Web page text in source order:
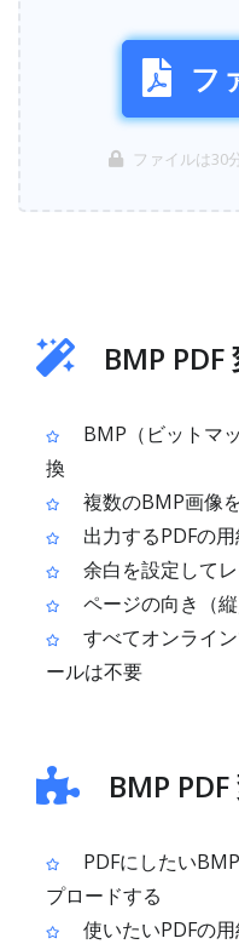
フ
ファイルは30
BMP
BMP（ビットマ
換
複数のBMP画像
出力するPDFの
余白を設定して
ページの向き（
すべてオンライ
ールは不要
BMP
PDFにしたい
プロードする
使いたいPDFの